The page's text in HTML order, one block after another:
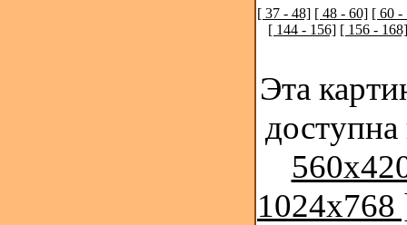
[ 37 - 48] [ 48 - 60] [ 60 -
[ 144 - 156] [ 156 - 168]
Эта
1024x768